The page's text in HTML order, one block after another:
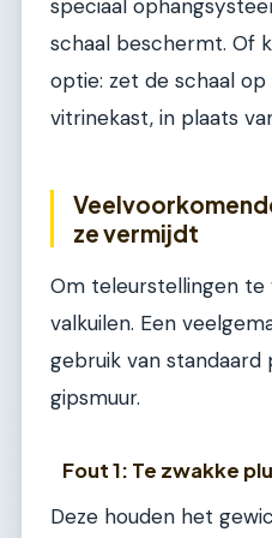
speciaal
schaal beschermt. Of
optie: zet de schaal
vitrinekast, in plaats
ze vermijdt
Om teleurstellingen te
valkuilen. Een
gebruik van standaard
gipsmuur.
Fout 1: Te zwakke
Deze houden het